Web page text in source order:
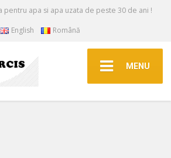
apa si apa uzata de peste 30 de ani !
English
Română
MENU